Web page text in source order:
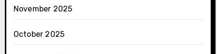
November 2025
October 2025